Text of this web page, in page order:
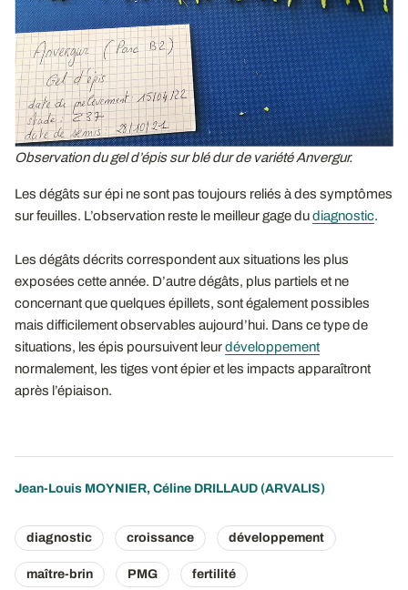
Observation du gel d’épis sur blé dur de variété Anvergur.
Les dégâts sur épi ne sont pas toujours reliés à des symptômes
sur feuilles. L’observation reste le meilleur gage dudiagnostic.
Les dégâts décrits correspondent aux situations les plus
exposées cette année. D’autre dégâts, plus partiels et ne
concernant que quelques épillets, sont également possibles
mais difficilement observables aujourd’hui. Dans ce type de
situations, les épis poursuivent leurdéveloppement
normalement, les tiges vont épier et les impacts apparaîtront
après l’épiaison.
Jean-Louis MOYNIER, Céline DRILLAUD (ARVALIS)
diagnostic croissance développement
maître-brin PMG fertilité